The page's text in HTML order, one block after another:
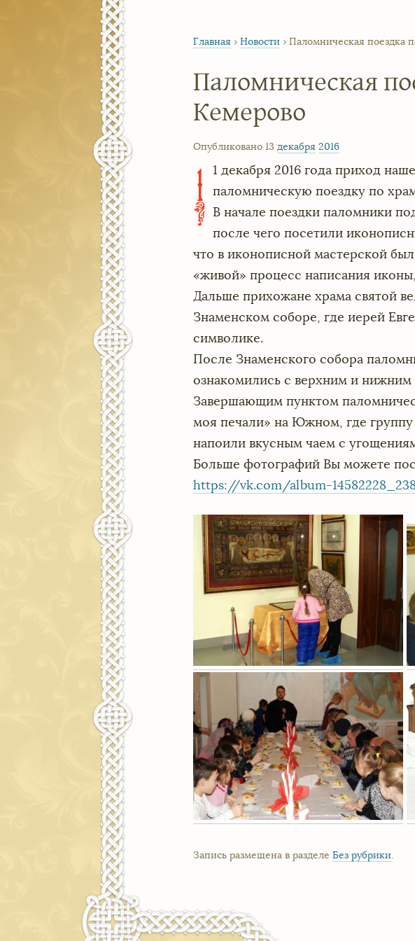
Главная › Новости › Паломническая поездка
Паломническая
Кемерово
Опубликовано 13 декабря 2016
1 1 декабря 2016 года приход
паломническую поездку по
В начале поездки паломники
после чего посетили
что в иконописной мастерской
«живой» процесс написания
Дальше прихожане храма святой
Знаменском соборе, где иерей
символике.
После Знаменского собора
ознакомились с верхним и
Завершающим пунктом
моя печали» на Южном, где
напоили вкусным чаем с
Больше фотографий Вы можете
https://vk.com/album-
Запись размещена в разделе Без рубрики